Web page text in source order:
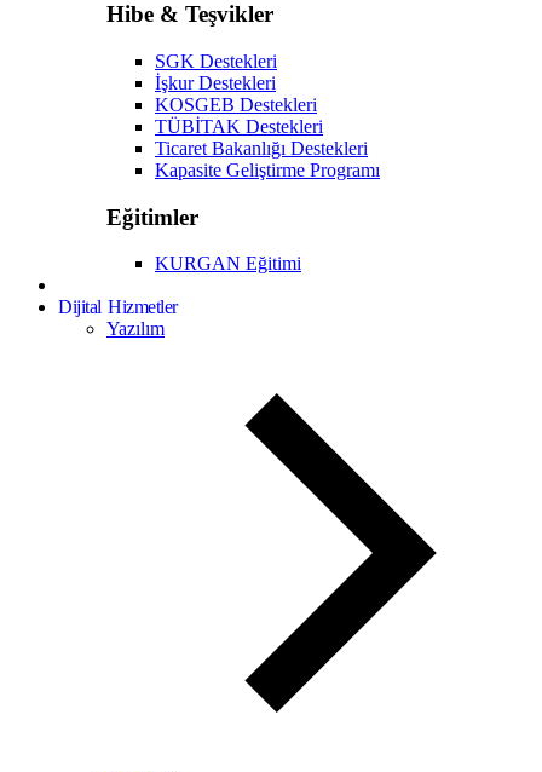
Hibe & Teşvikler
SGK Destekleri
İşkur Destekleri
KOSGEB Destekleri
TÜBİTAK Destekleri
Ticaret Bakanlığı Destekleri
Kapasite Geliştirme Programı
Eğitimler
KURGAN Eğitimi
Dijital Hizmetler
Yazılım